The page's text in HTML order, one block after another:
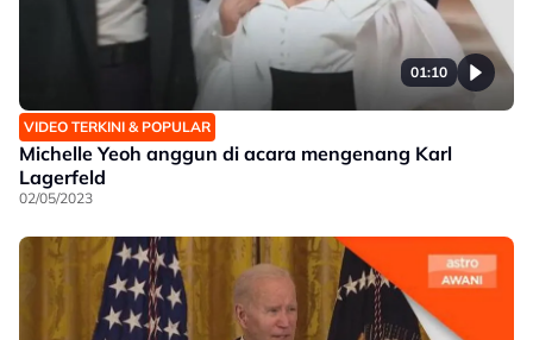
01:10
VIDEO TERKINI & POPULAR
Michelle Yeoh anggun di acara mengenang Karl
Lagerfeld
02/05/2023